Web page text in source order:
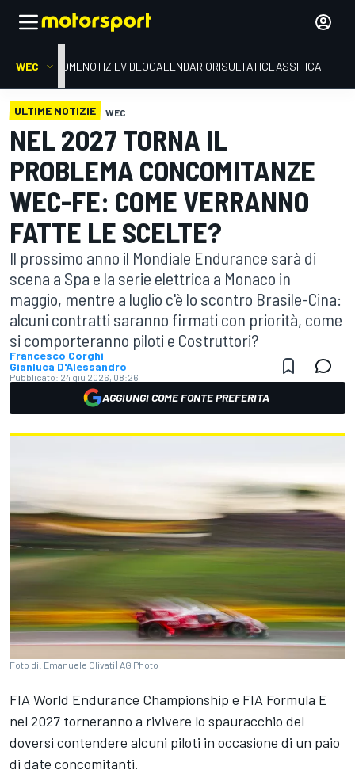
WEC HOMENOTIZIEVIDEOCALENDARIORISULTATICLASSIFICA
ULTIME NOTIZIE WEC
NEL 2027 TORNA IL
PROBLEMA CONCOMITANZE
WEC-FE: COME VERRANNO
FATTE LE SCELTE?
Il prossimo anno il Mondiale Endurance sarà di
scena a Spa e la serie elettrica a Monaco in
maggio, mentre a luglio c'è lo scontro Brasile-Cina:
alcuni contratti saranno firmati con priorità, come
si comporteranno piloti e Costruttori?
Francesco Corghi
Gianluca D'Alessandro
Pubblicato: 24 giu 2026, 08:26
AGGIUNGI COME FONTE PREFERITA
Foto di: Emanuele Clivati | AG Photo
FIA World Endurance Championship e FIA Formula E
nel 2027 torneranno a rivivere lo spauracchio del
doversi contendere alcuni piloti in occasione di un paio
di date concomitanti.